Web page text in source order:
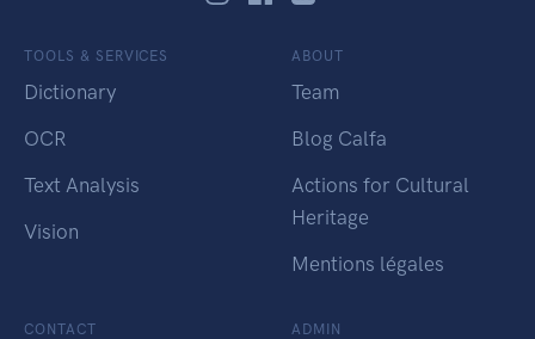
TOOLS & SERVICES
Dictionary
OCR
Text Analysis
Vision
ABOUT
Team
Blog Calfa
Actions for Cultural
Heritage
Mentions légales
CONTACT ADMIN